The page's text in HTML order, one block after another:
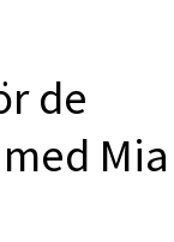
de
Mia